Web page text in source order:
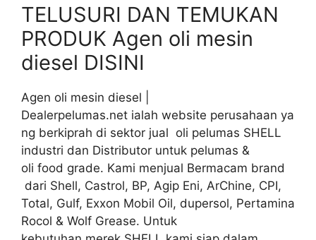
TELUSURI DAN TEMUKAN
PRODUK Agen oli mesin
diesel DISINI
Agen oli mesin diesel |
Dealerpelumas.net ialah website perusahaan ya
ng berkiprah di sektor jual oli pelumas SHELL
industri dan Distributor untuk pelumas &
oli food grade. Kami menjual Bermacam brand
dari Shell, Castrol, BP, Agip Eni, ArChine, CPI,
Total, Gulf, Exxon Mobil Oil, dupersol, Pertamina
Rocol & Wolf Grease. Untuk